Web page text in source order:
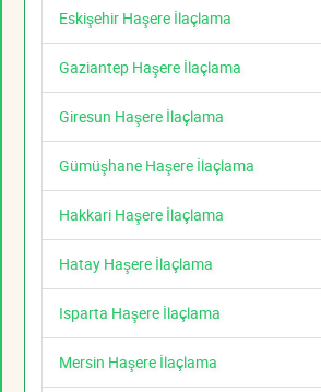
Eskişehir Haşere İlaçlama
Gaziantep Haşere İlaçlama
Giresun Haşere İlaçlama
Gümüşhane Haşere İlaçlama
Hakkari Haşere İlaçlama
Hatay Haşere İlaçlama
Isparta Haşere İlaçlama
Mersin Haşere İlaçlama